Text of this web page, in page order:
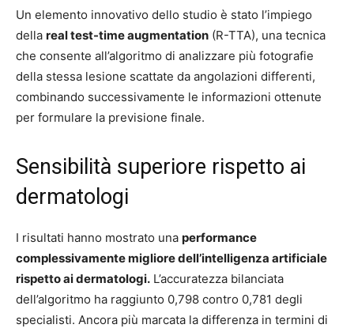
Un elemento innovativo dello studio è stato l’impiego
della real test-time augmentation (R-TTA), una tecnica
che consente all’algoritmo di analizzare più fotografie
della stessa lesione scattate da angolazioni differenti,
combinando successivamente le informazioni ottenute
per formulare la previsione finale.
Sensibilità superiore rispetto ai
dermatologi
I risultati hanno mostrato una performance
complessivamente migliore dell’intelligenza artificiale
rispetto ai dermatologi. L’accuratezza bilanciata
dell’algoritmo ha raggiunto 0,798 contro 0,781 degli
specialisti. Ancora più marcata la differenza in termini di